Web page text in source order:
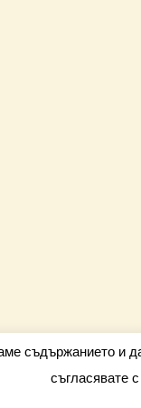
© 2026
съдържанието
съгласявате